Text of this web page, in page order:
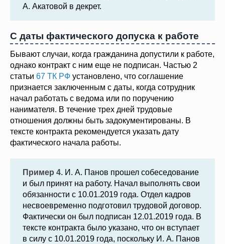
А. Акатовой в декрет.
С даты фактического допуска к работе
Бывают случаи, когда гражданина допустили к работе,
однако контракт с ним еще не подписан. Частью 2
статьи 67 ТК РФ установлено, что соглашение
признается заключенным с даты, когда сотрудник
начал работать с ведома или по поручению
нанимателя. В течение трех дней трудовые
отношения должны быть задокументированы. В
тексте контракта рекомендуется указать дату
фактического начала работы.
Пример 4. И. А. Панов прошел собеседование
и был принят на работу. Начал выполнять свои
обязанности с 10.01.2019 года. Отдел кадров
несвоевременно подготовил трудовой договор.
Фактически он был подписан 12.01.2019 года. В
тексте контракта было указано, что он вступает
в силу с 10.01.2019 года, поскольку И. А. Панов